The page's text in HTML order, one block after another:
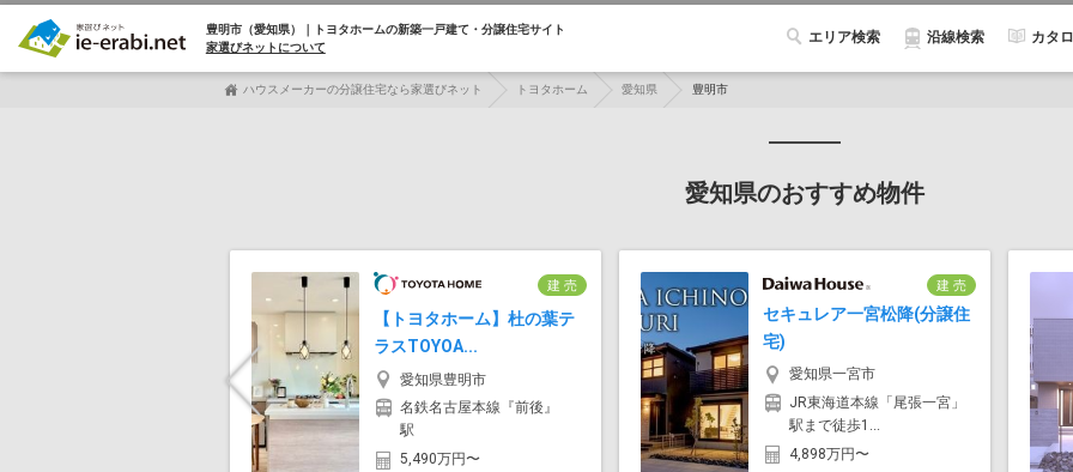
豊明市（愛知県）｜トヨタホームの新築一戸建て・分譲住宅サイト
家選びネットについて
エリア検索 沿線検索 カタ
ハウスメーカーの分譲住宅なら家選びネット トヨタホーム 愛知県 豊明市
愛知県のおすすめ物件
Previous
建 売
【トヨタホーム】杜の葉テ
ラスTOYOA...
愛知県豊明市
名鉄名古屋本線『前後』
駅
5,490万円〜
建 売
セキュレア一宮松降(分譲住
宅)
愛知県一宮市
JR東海道本線「尾張一宮」
駅まで徒歩1...
4,898万円〜